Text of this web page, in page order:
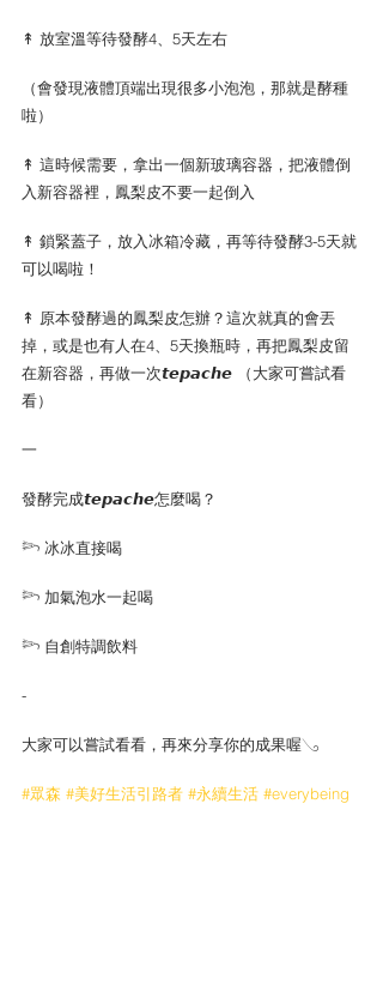
↟ 放室溫等待發酵4、5天左右
（會發現液體頂端出現很多小泡泡，那就是酵種
啦）
↟ 這時候需要，拿出一個新玻璃容器，把液體倒
入新容器裡，鳳梨皮不要一起倒入
↟ 鎖緊蓋子，放入冰箱冷藏，再等待發酵3-5天就
可以喝啦！
↟ 原本發酵過的鳳梨皮怎辦？這次就真的會丟
掉，或是也有人在4、5天換瓶時，再把鳳梨皮留
在新容器，再做一次𝙩𝙚𝙥𝙖𝙘𝙝𝙚 （大家可嘗試看
看）
一
發酵完成𝙩𝙚𝙥𝙖𝙘𝙝𝙚怎麼喝？
𓆸 冰冰直接喝
𓆸 加氣泡水一起喝
𓆸 自創特調飲料
-
大家可以嘗試看看，再來分享你的成果喔𓂅
#眾森 #美好生活引路者 #永續生活 #everybeing